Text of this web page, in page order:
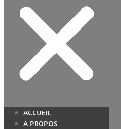
ACCUEIL
A PROPOS